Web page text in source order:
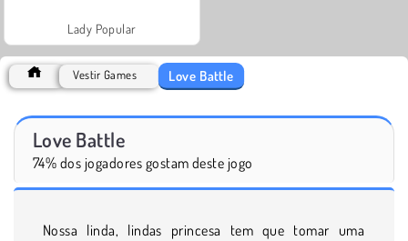
Lady Popular
Vestir Games Love Battle
Love Battle
74% dos jogadores gostam deste jogo
Nossa linda, lindas princesa tem que tomar uma